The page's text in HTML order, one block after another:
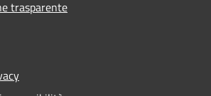
trasparente